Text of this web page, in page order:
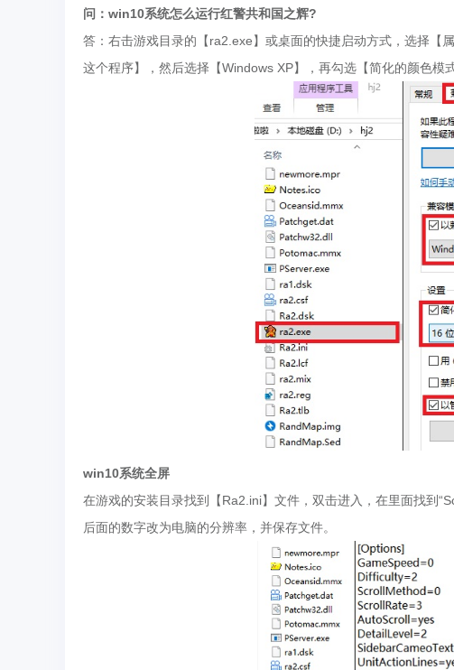
问：win10系统怎么运行红警共和国之辉?
答：右击游戏目录的【ra2.exe】或桌面的快捷启动方式，选择【
这个程序】，然后选择【Windows XP】，再勾选【简化的颜色模
win10系统全屏
在游戏的安装目录找到【Ra2.ini】文件，双击进入，在里面找到
后面的数字改为电脑的分辨率，并保存文件。